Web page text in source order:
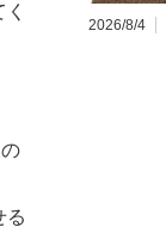
る
2026/8/4